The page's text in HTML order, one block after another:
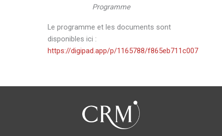
Programme
Le programme et les documents sont
disponibles ici :
https://digipad.app/p/1165788/f865eb711c007